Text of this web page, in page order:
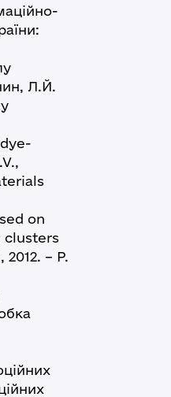
Л.Й.
on
clusters
– P.